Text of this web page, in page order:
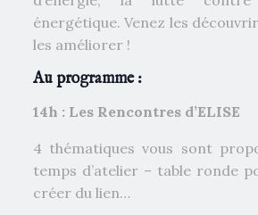
énergétique. Venez les
les améliorer !
Au programme :
14h : Les Rencontres d’ELISE
4 thématiques vous sont
temps d’atelier – table ronde
créer du lien…